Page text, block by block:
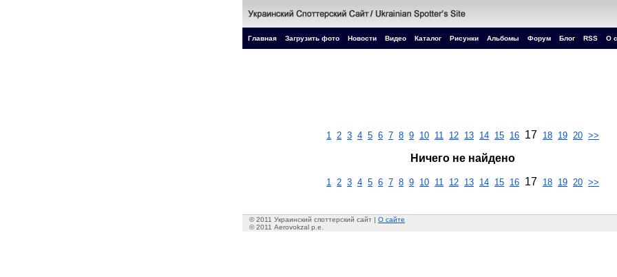
Главная Загрузить фото Новости Видео Каталог Рисунки Альбомы Форум Блог RSS О
1 2 3 4 5 6 7 8 9 10 11 12 13 14 15 16 17 18 19 20 >>
Ничего не найдено
1 2 3 4 5 6 7 8 9 10 11 12 13 14 15 16 17 18 19 20 >>
© 2011 Украинский споттерский сайт | О сайте
© 2011 Aerovokzal p.e.